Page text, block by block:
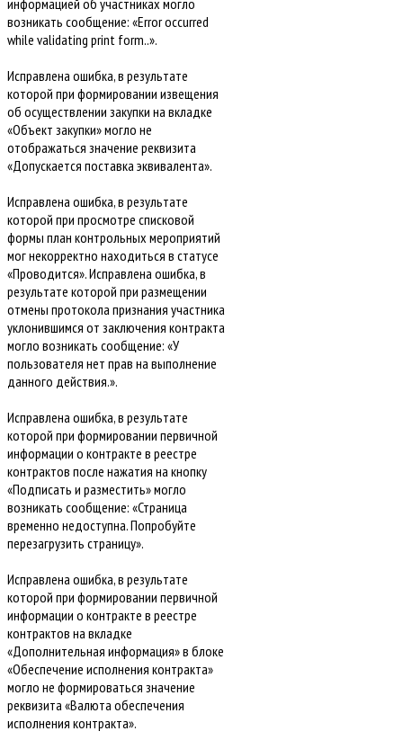
информацией об участниках могло
возникать сообщение: «Error occurred
while validating print form..».
Исправлена ошибка, в результате
которой при формировании извещения
об осуществлении закупки на вкладке
«Объект закупки» могло не
отображаться значение реквизита
«Допускается поставка эквивалента».
Исправлена ошибка, в результате
которой при просмотре списковой
формы план контрольных мероприятий
мог некорректно находиться в статусе
«Проводится». Исправлена ошибка, в
результате которой при размещении
отмены протокола признания участника
уклонившимся от заключения контракта
могло возникать сообщение: «У
пользователя нет прав на выполнение
данного действия.».
Исправлена ошибка, в результате
которой при формировании первичной
информации о контракте в реестре
контрактов после нажатия на кнопку
«Подписать и разместить» могло
возникать сообщение: «Страница
временно недоступна. Попробуйте
перезагрузить страницу».
Исправлена ошибка, в результате
которой при формировании первичной
информации о контракте в реестре
контрактов на вкладке
«Дополнительная информация» в блоке
«Обеспечение исполнения контракта»
могло не формироваться значение
реквизита «Валюта обеспечения
исполнения контракта».